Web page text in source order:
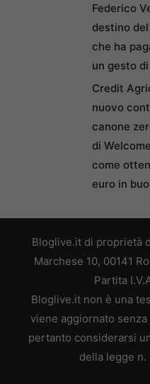
Federico
destino
che ha
un gesto
Credit
nuovo
canone
di
come
euro in
Bloglive.it di proprietà
Marchese 10, 00141
Partita
Bloglive.it non è una
viene aggiornato
pertanto considerarsi
della legge n.